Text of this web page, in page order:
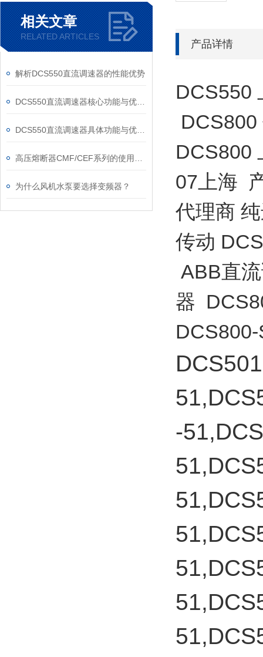
相关文章
RELATED ARTICLES
解析DCS550直流调速器的性能优势
为什么风机水泵要选择变频器？
产品详情
DCS550
DCS800
07上海
代理商
传动
ABB直
器
-